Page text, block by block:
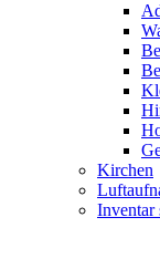
Kirchen
Inventar